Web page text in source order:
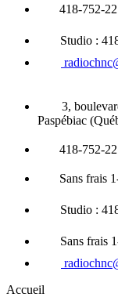
418-752-
Studio :
3,
Paspébiac
418-752-
Sans frais
Studio :
Sans frais
Accueil